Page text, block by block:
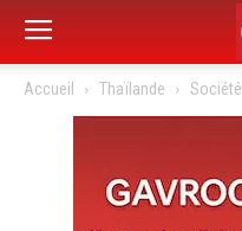
Accueil Thaïlande Société